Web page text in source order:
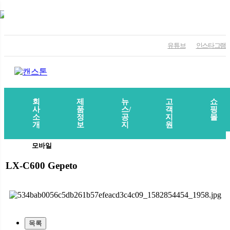
유튜브 인스타그램
회
사
소
개
제
품
정
보
뉴
스/
공
지
고
객
지
원
쇼
핑
몰
모바일
LX-C600 Gepeto
목록